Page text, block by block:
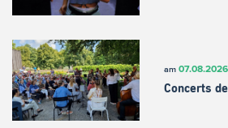
am 07.08.2026
Concerts